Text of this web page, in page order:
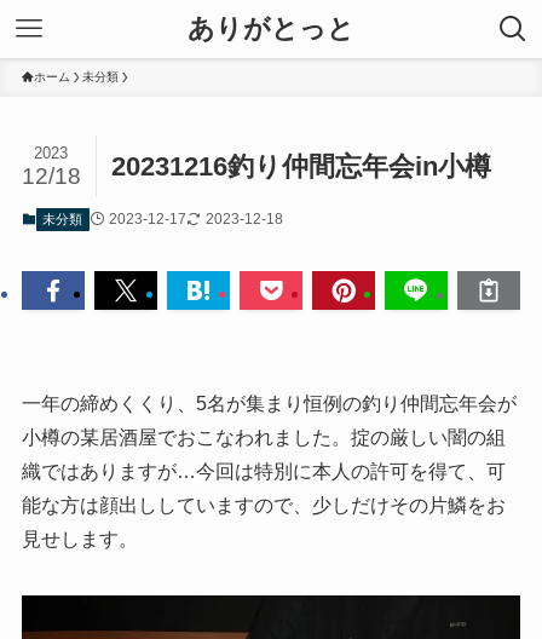
ありがとっと
ホーム 未分類
20231216釣り仲間忘年会in小樽
2023
12/18
未分類 2023-12-17 2023-12-18
一年の締めくくり、5名が集まり恒例の釣り仲間忘年会が
小樽の某居酒屋でおこなわれました。掟の厳しい闇の組
織ではありますが…今回は特別に本人の許可を得て、可
能な方は顔出ししていますので、少しだけその片鱗をお
見せします。